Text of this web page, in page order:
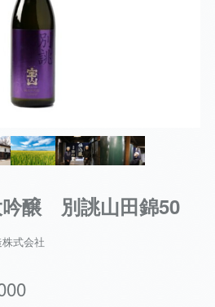
醸 別誂山田錦50
式会社